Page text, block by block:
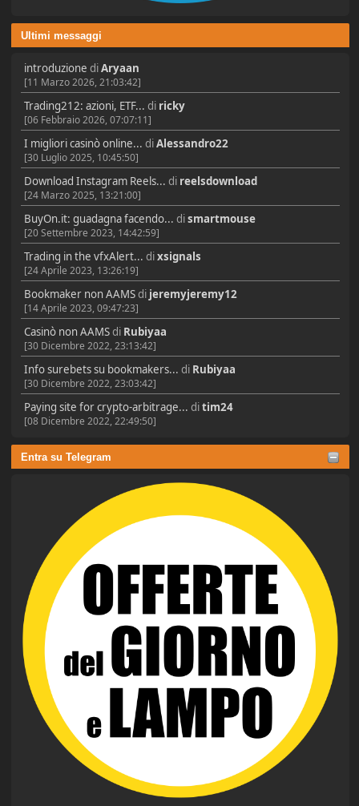
Ultimi messaggi
introduzione diAryaan
[11 Marzo 2026, 21:03:42]
Trading212: azioni, ETF... di ricky
[06 Febbraio 2026, 07:07:11]
I migliori casinò online... diAlessandro22
[30 Luglio 2025, 10:45:50]
Download Instagram Reels... di reelsdownload
[24 Marzo 2025, 13:21:00]
BuyOn.it: guadagna facendo... dismartmouse
[20 Settembre 2023, 14:42:59]
Trading in the vfxAlert... dixsignals
[24 Aprile 2023, 13:26:19]
Bookmaker non AAMSdi jeremyjeremy12
[14 Aprile 2023, 09:47:23]
Casinò non AAMSdi Rubiyaa
[30 Dicembre 2022, 23:13:42]
Info surebets su bookmakers... di Rubiyaa
[30 Dicembre 2022, 23:03:42]
Paying site for crypto-arbitrage... ditim24
[08 Dicembre 2022, 22:49:50]
Entra su Telegram